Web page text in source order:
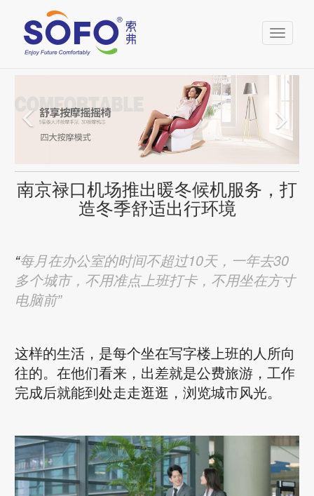
Toggle
南京禄口机场推出暖冬候机服务，打
造冬季舒适出行环境
“每月在办公室的时间不超过10天，一年去30
多个城市，不用准点上班打卡，不用坐在方寸
电脑前”
这样的生活，是每个坐在写字楼上班的人所向
往的。在他们看来，出差就是公费旅游，工作
完成后就能到处走走逛逛，浏览城市风光。